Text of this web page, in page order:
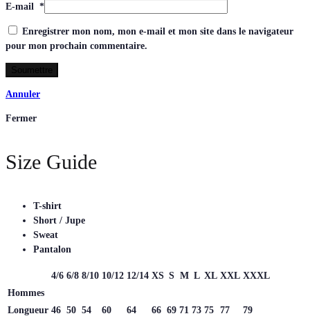
E-mail *
Enregistrer mon nom, mon e-mail et mon site dans le navigateur
pour mon prochain commentaire.
Annuler
Fermer
Size Guide
T-shirt
Short / Jupe
Sweat
Pantalon
4/6 6/8 8/10 10/12 12/14 XS S M L XL XXL XXXL
Hommes
Longueur 46 50 54 60 64 66 69 71 73 75 77
79